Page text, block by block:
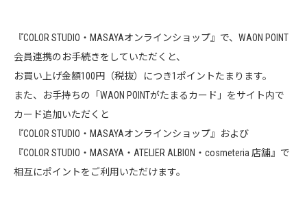
『COLOR STUDIO・MASAYAオンラインショップ』で、WAON POINT
会員連携のお手続きをしていただくと、
お買い上げ金額100円（税抜）につき1ポイントたまります。
また、お手持ちの「WAON POINTがたまるカード」をサイト内で
カード追加いただくと
『COLOR STUDIO・MASAYAオンラインショップ』および
『COLOR STUDIO・MASAYA・ATELIER ALBION・cosmeteria 店舗』で
相互にポイントをご利用いただけます。